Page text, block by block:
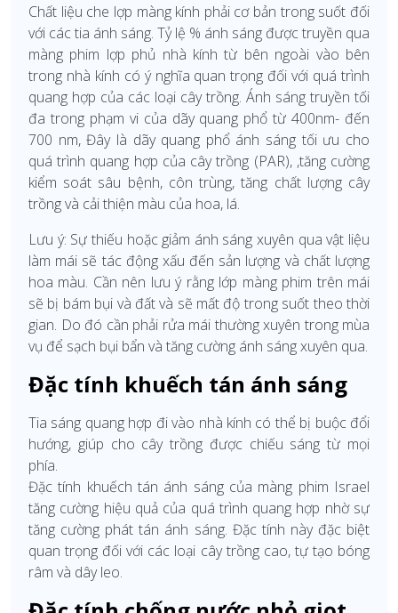
Chất liệu che lợp màng kính phải cơ bản trong suốt đối
với các tia ánh sáng. Tỷ lệ % ánh sáng được truyền qua
màng phim lợp phủ nhà kính từ bên ngoài vào bên
trong nhà kính có ý nghĩa quan trọng đối với quá trình
quang hợp của các loại cây trồng. Ánh sáng truyền tối
đa trong phạm vi của dãy quang phổ từ 400nm- đến
700 nm, Đây là dãy quang phổ ánh sáng tối ưu cho
quá trình quang hợp của cây trồng (PAR), ,tăng cường
kiểm soát sâu bệnh, côn trùng, tăng chất lượng cây
trồng và cải thiện màu của hoa, lá.
Lưu ý: Sự thiếu hoặc giảm ánh sáng xuyên qua vật liệu
làm mái sẽ tác động xấu đến sản lượng và chất lượng
hoa màu. Cần nên lưu ý rằng lớp màng phim trên mái
sẽ bị bám bụi và đất và sẽ mất độ trong suốt theo thời
gian. Do đó cần phải rửa mái thường xuyên trong mùa
vụ để sạch bụi bẩn và tăng cường ánh sáng xuyên qua.
Đặc tính khuếch tán ánh sáng
Tia sáng quang hợp đi vào nhà kính có thể bị buộc đổi
hướng, giúp cho cây trồng được chiếu sáng từ mọi
phía.
Đặc tính khuếch tán ánh sáng của màng phim Israel
tăng cường hiệu quả của quá trình quang hợp nhờ sự
tăng cường phát tán ánh sáng. Đặc tính này đặc biệt
quan trọng đối với các loại cây trồng cao, tự tạo bóng
râm và dây leo.